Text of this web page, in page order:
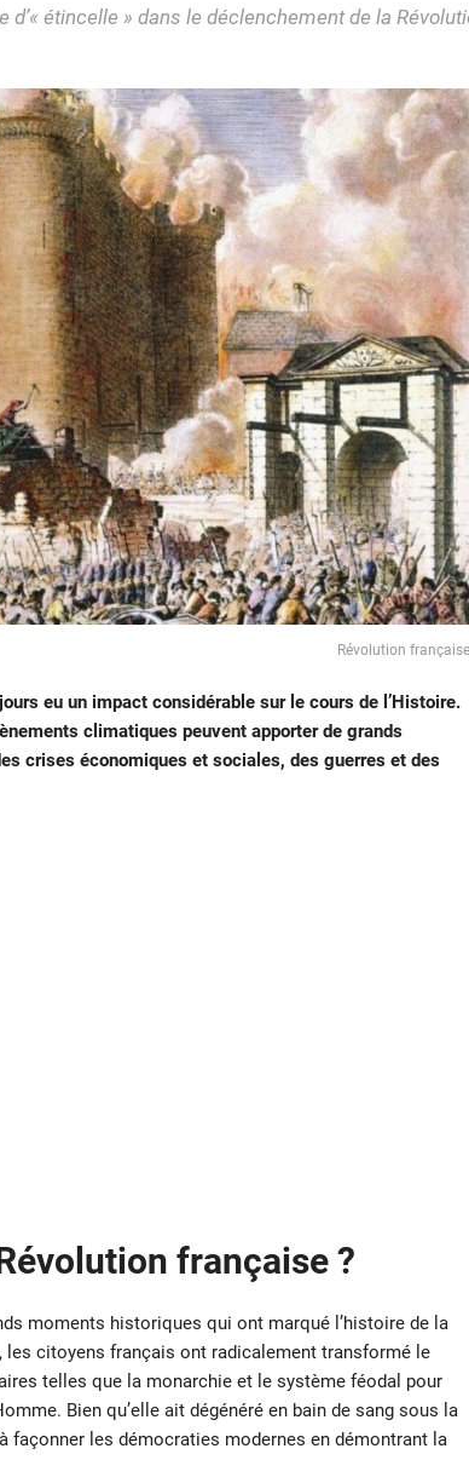
étincelle » dans le déclenchement de la
Révolution française
eu un impact considérable sur le cours de l’Histoire.
climatiques peuvent apporter de grands
crises économiques et sociales, des guerres et des
française ?
moments historiques qui ont marqué l’histoire de la
citoyens français ont radicalement transformé le
telles que la monarchie et le système féodal pour
Bien qu’elle ait dégénéré en bain de sang sous la
façonner les démocraties modernes en démontrant la